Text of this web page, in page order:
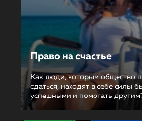
Право на счастье
Как люди, которым общество
сдаться, находят в себе силы
успешными и помогать